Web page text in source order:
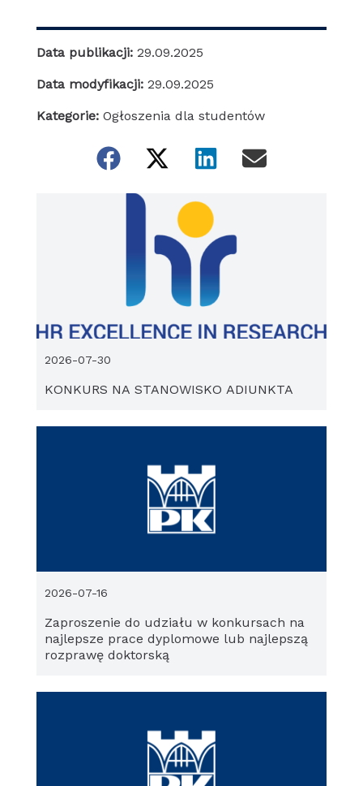
Data publikacji: 29.09.2025
Data modyfikacji: 29.09.2025
Kategorie: Ogłoszenia dla studentów
KONKURS NA STANOWISKO ADIUNKTA
2026-07-30
Zaproszenie do udziału w konkursach na
najlepsze prace dyplomowe lub najlepszą
rozprawę doktorską
2026-07-16